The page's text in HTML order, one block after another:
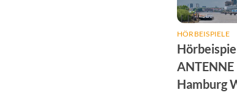
HÖRBEISPIELE
ANTENNE
Hamburg